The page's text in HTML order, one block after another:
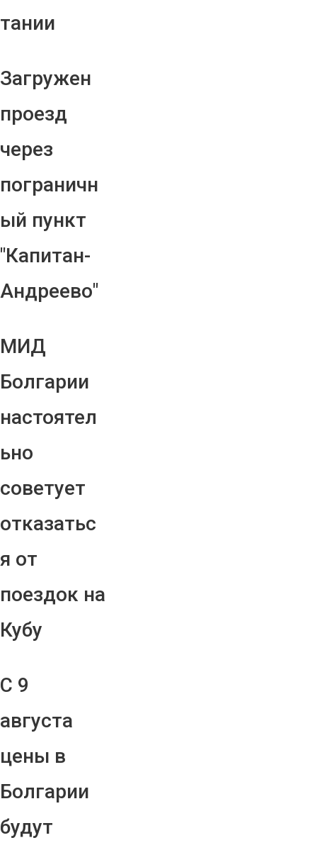
тании
Загружен
проезд
через
пограничн
ый пункт
"Капитан-
Андреево"
МИД
Болгарии
настоятел
ьно
советует
отказатьс
я от
поездок на
Кубу
С 9
августа
цены в
Болгарии
будут